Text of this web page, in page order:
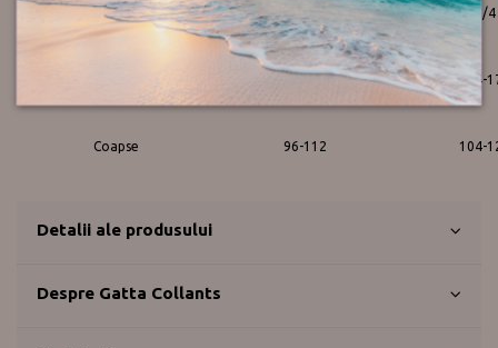
Marimea 3/4
152-164 164-
Coapse 96-112 104-
Detalii ale produsului
Despre Gatta Collants